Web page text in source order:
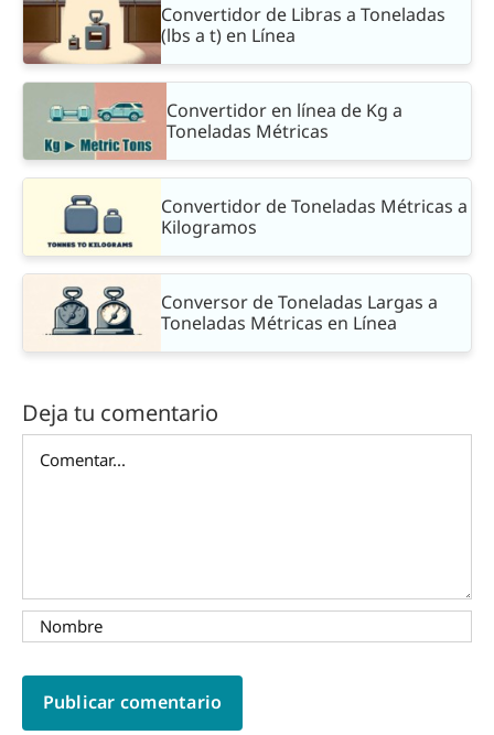
Convertidor de Libras a Toneladas
(lbs a t) en Línea
Convertidor en línea de Kg a
Toneladas Métricas
Convertidor de Toneladas Métricas a
Kilogramos
Conversor de Toneladas Largas a
Toneladas Métricas en Línea
Deja tu comentario